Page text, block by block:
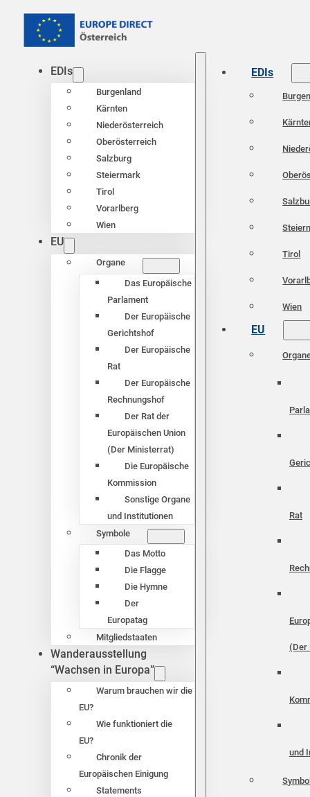
EDIs
Burgenland
Kärnten
Niederösterreich
Oberösterreich
Salzburg
Steiermark
Tirol
Vorarlberg
Wien
EU
Organe
Das Europäische
Parlament
Der Europäische
Gerichtshof
Der Europäische
Rat
Der Europäische
Rechnungshof
Der Rat der
Europäischen Union
(Der Ministerrat)
Die Europäische
Kommission
Sonstige Organe
und Institutionen
Symbole
Das Motto
Die Flagge
Die Hymne
Der
Europatag
Mitgliedstaaten
Wanderausstellung
“Wachsen in Europa”
Warum brauchen wir die
EU?
Wie funktioniert die
EU?
Chronik der
Europäischen Einigung
Statements
EDIs
Tirol
Wien
EU
Rat
(Der
und